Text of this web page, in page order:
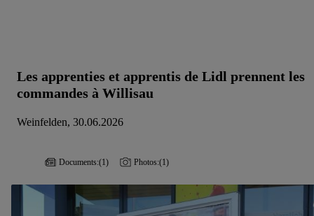
Les apprenties et apprentis de Lidl prennent les
commandes à Willisau
Weinfelden, 30.06.2026
Documents:(1) Photos:(1)